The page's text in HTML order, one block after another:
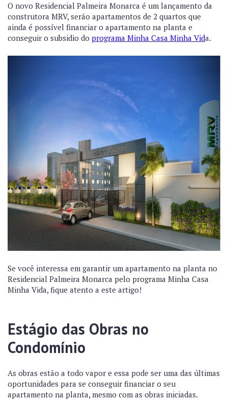
O novo Residencial Palmeira Monarca é um lançamento da
construtora MRV, serão apartamentos de 2 quartos que
ainda é possível financiar o apartamento na planta e
conseguir o subsidio do programa Minha Casa Minha Vida.
Se você interessa em garantir um apartamento na planta no
Residencial Palmeira Monarca pelo programa Minha Casa
Minha Vida, fique atento a este artigo!
Estágio das Obras no
Condomínio
As obras estão a todo vapor e essa pode ser uma das últimas
oportunidades para se conseguir financiar o seu
apartamento na planta, mesmo com as obras iniciadas.